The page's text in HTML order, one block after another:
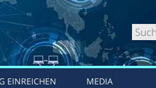
EINREICHEN MEDIA